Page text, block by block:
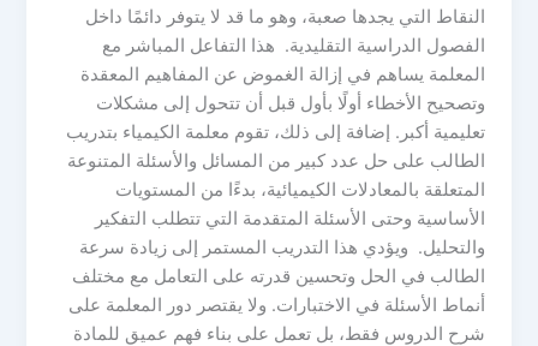
النقاط التي يجدها صعبة، وهو ما قد لا يتوفر دائمًا داخل
الفصول الدراسية التقليدية. هذا التفاعل المباشر مع
المعلمة يساهم في إزالة الغموض عن المفاهيم المعقدة
وتصحيح الأخطاء أولًا بأول قبل أن تتحول إلى مشكلات
تعليمية أكبر. إضافة إلى ذلك، تقوم معلمة الكيمياء بتدريب
الطالب على حل عدد كبير من المسائل والأسئلة المتنوعة
المتعلقة بالمعادلات الكيميائية، بدءًا من المستويات
الأساسية وحتى الأسئلة المتقدمة التي تتطلب التفكير
والتحليل. ويؤدي هذا التدريب المستمر إلى زيادة سرعة
الطالب في الحل وتحسين قدرته على التعامل مع مختلف
أنماط الأسئلة في الاختبارات. ولا يقتصر دور المعلمة على
شرح الدروس فقط، بل تعمل على بناء فهم عميق للمادة